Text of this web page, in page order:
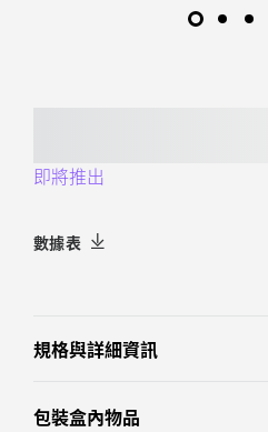
即將推出
數據表
規格與詳細資訊
包裝盒內物品